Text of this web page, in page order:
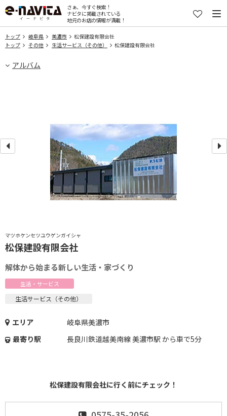
さぁ、今すぐ検索！
ナビタに掲載されている
地元のお店の情報が満載！
トップ 岐阜県 美濃市
松保建設有限会社
トップ
その他 生活サービス（その他） 松保建設有限会社
アルバム
マツホケンセツユウゲンガイシャ
松保建設有限会社
解体から始まる新しい生活・家づくり
生活・サービス
生活サービス（その他）
エリア
岐阜県美濃市
最寄り駅
長良川鉄道越美南線 美濃市駅 から車で5分
松保建設有限会社に行く前にチェック！